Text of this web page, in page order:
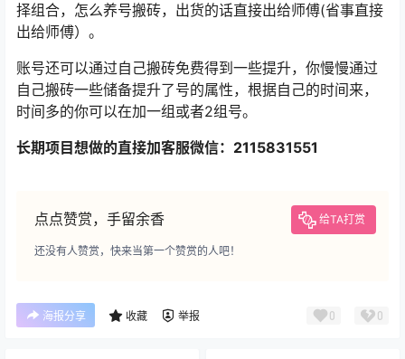
择组合，怎么养号搬砖，出货的话直接出给师傅(省事直接
出给师傅）。
账号还可以通过自己搬砖免费得到一些提升，你慢慢通过
自己搬砖一些储备提升了号的属性，根据自己的时间来，
时间多的你可以在加一组或者2组号。
长期项目想做的直接加客服微信：2115831551
点点赞赏，手留余香 给TA打赏
还没有人赞赏，快来当第一个赞赏的人吧！
海报分享 收藏 举报 0 0